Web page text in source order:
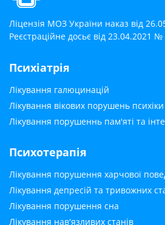
Ліцензія МОЗ України наказ від
Реєстраційне досьє від 23.04.2021
Психіатрія
Лікування галюцинацій
Лікування вікових порушень психіки
Лікування порушеннь пам'яті та
Психотерапія
Лікування порушення харчової
Лікування депресій та тривожних
Лікування порушення сна
Лікування нав'язливих станів